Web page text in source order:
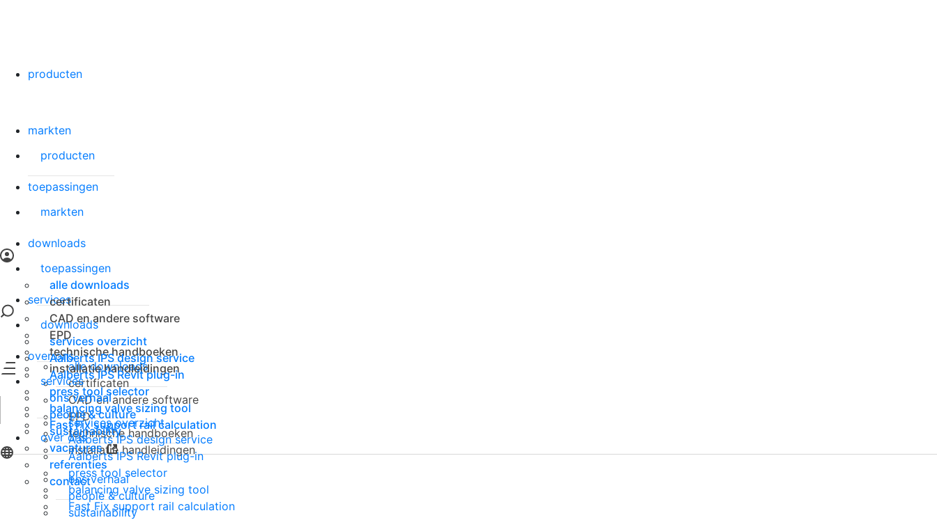
sluiten
producten
markten
toepassingen
downloads
alle downloads
certificaten
CAD en andere software
EPD
technische handboeken
installatie handleidingen
services
services overzicht
Aalberts IPS design service
Aalberts IPS Revit plug-in
press tool selector
balancing valve sizing tool
Fast Fix support rail calculation
over ons
ons verhaal
people & culture
sustainability
vacatures
referenties
contact
producten
markten
toepassingen
downloads
alle downloads
certificaten
CAD en andere software
EPD
technische handboeken
installatie handleidingen
services
services overzicht
Aalberts IPS design service
Aalberts IPS Revit plug-in
press tool selector
balancing valve sizing tool
Fast Fix support rail calculation
over ons
ons verhaal
people & culture
sustainability
,12:15
meer nieuws